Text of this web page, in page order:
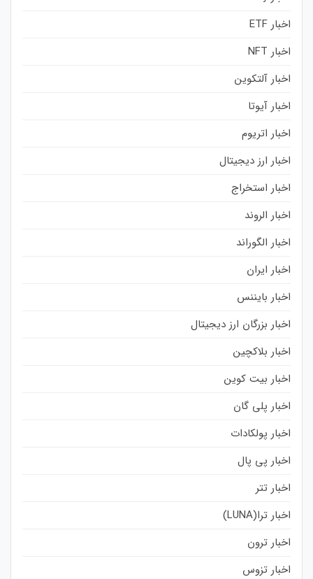
اخبار ETF
اخبار NFT
اخبار آلتکوین
اخبار آیوتا
اخبار اتریوم
اخبار ارز دیجیتال
اخبار استخراج
اخبار الروند
اخبار الگوراند
اخبار ایران
اخبار بایننس
اخبار بزرگان ارز دیجیتال
اخبار بلاکچین
اخبار بیت کوین
اخبار پلی گان
اخبار پولکادات
اخبار پی پال
اخبار تتر
اخبار ترا(LUNA)
اخبار ترون
اخبار تزوس